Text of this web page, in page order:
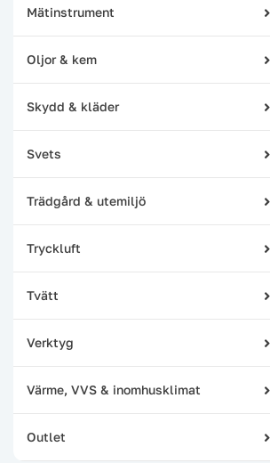
Mätinstrument
Oljor & kem
Outlet
Skydd & kläder
Svets
Trädgård & utemiljö
Tryckluft
Tvätt
Värme, VVS & inomhusklimat
Verktyg